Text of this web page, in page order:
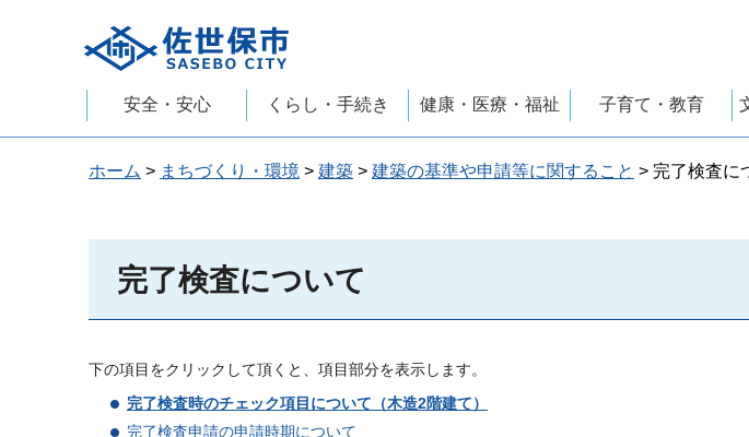
佐世保市
安全・安心 くらし・手続き 健康・医療・福祉 子育て・教育
ホーム > まちづくり・環境 > 建築 > 建築の基準や申請等に関すること > 完了検査に
完了検査について
下の項目をクリックして頂くと、項目部分を表示します。
完了検査時のチェック項目について（木造2階建て）
完了検査申請の申請時期について